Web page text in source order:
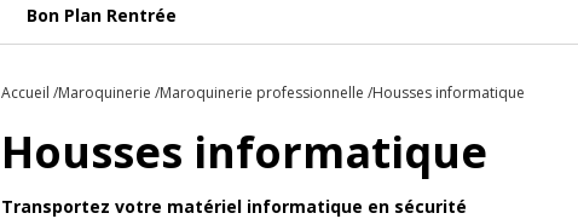
Bon Plan Rentrée
Accueil Maroquinerie Maroquinerie professionnelle Housses informatique
Housses informatique
Transportez votre matériel informatique en sécurité